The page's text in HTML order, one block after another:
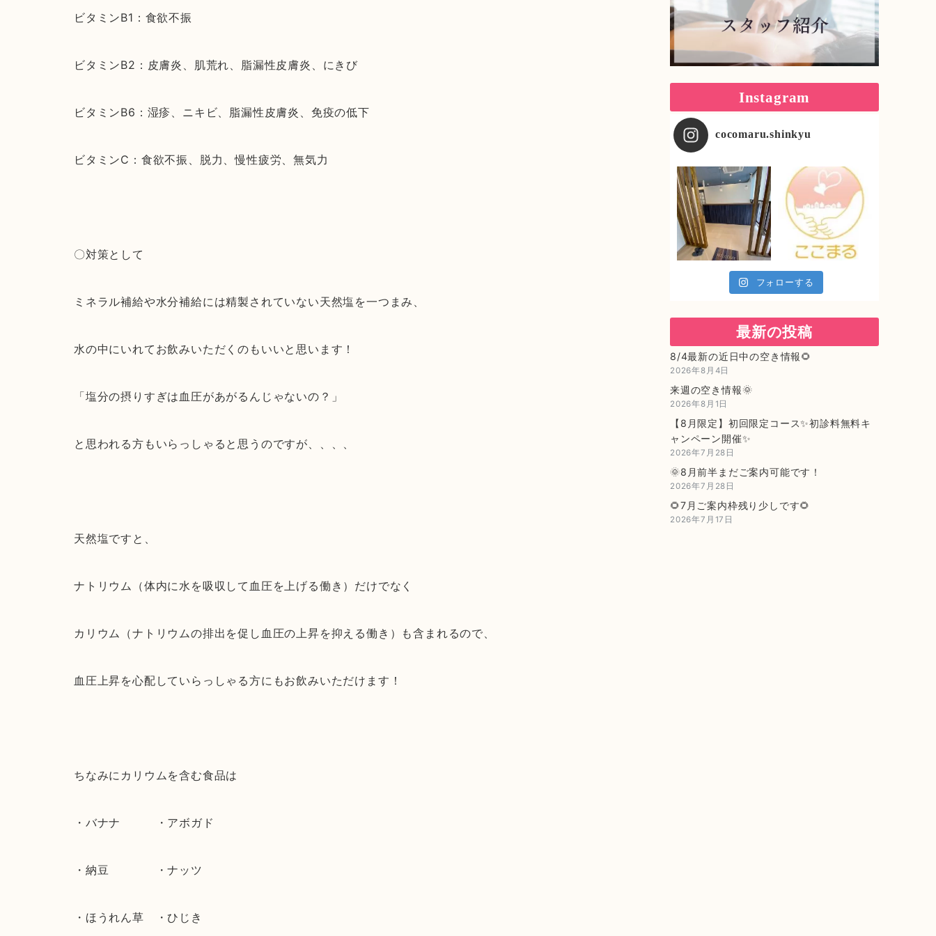
ビタミンB1：食欲不振
ビタミンB2：皮膚炎、肌荒れ、脂漏性皮膚炎、にきび
ビタミンB6：湿疹、ニキビ、脂漏性皮膚炎、免疫の低下
ビタミンC：食欲不振、脱力、慢性疲労、無気力
〇対策として
ミネラル補給や水分補給には精製されていない天然塩を一つまみ、
水の中にいれてお飲みいただくのもいいと思います！
「塩分の摂りすぎは血圧があがるんじゃないの？」
と思われる方もいらっしゃると思うのですが、、、、
天然塩ですと、
ナトリウム（体内に水を吸収して血圧を上げる働き）だけでなく
カリウム（ナトリウムの排出を促し血圧の上昇を抑える働き）も含まれるので、
血圧上昇を心配していらっしゃる方にもお飲みいただけます！
ちなみにカリウムを含む食品は
・バナナ ・アボガド
・納豆 ・ナッツ
・ほうれん草 ・ひじき
Instagram
cocomaru.shinkyu
フォローする
最新の投稿
8/4最新の近日中の空き情報🌻
2026年8月4日
来週の空き情報🌞
2026年8月1日
【8月限定】初回限定コース✨初診料無料キ
ャンペーン開催✨
2026年7月28日
🌞8月前半まだご案内可能です！
2026年7月28日
🌻7月ご案内枠残り少しです🌻
2026年7月17日